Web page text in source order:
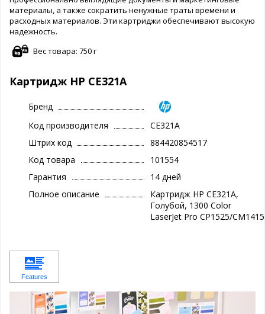
материалы, а также сократить ненужные траты времени и
расходных материалов. Эти картриджи обеспечивают высокую
надежность.
Вес товара: 750 г
Картридж HP CE321A
Бренд
Код производителя
CE321A
Штрих код
884420854517
Код товара
101554
Гарантия
14 дней
Полное описание
Картридж HP CE321A,
Голубой, 1300 Color
LaserJet Pro CP1525/CM1415